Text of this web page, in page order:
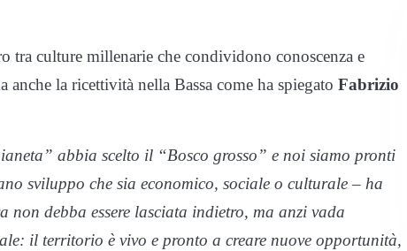
tra culture millenarie che condividono conoscenza e
la ricettività nella Bassa come ha spiegato Fabrizio
abbia scelto il “Bosco grosso” e noi siamo pronti
sviluppo che sia economico, sociale o culturale – ha
debba essere lasciata indietro, ma anzi vada
il territorio è vivo e pronto a creare nuove opportunità,